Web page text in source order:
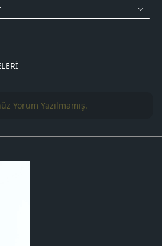
Yorum Yazılmamış.